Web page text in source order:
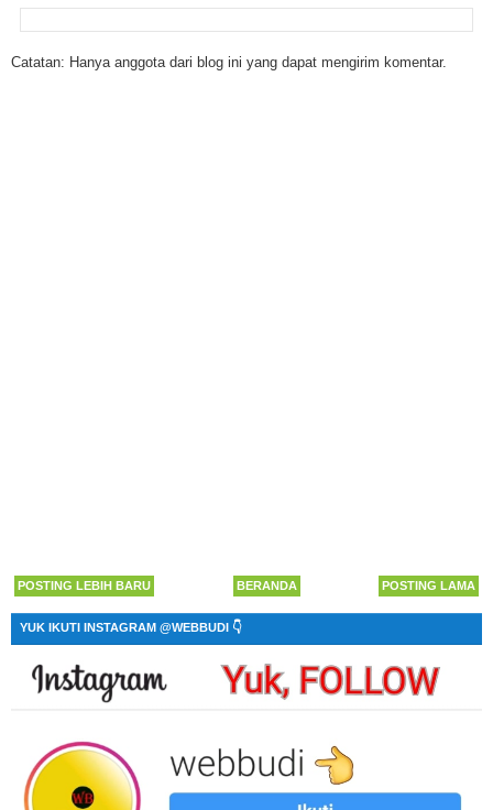
Catatan: Hanya anggota dari blog ini yang dapat mengirim komentar.
POSTING LEBIH BARU POSTING LAMA
BERANDA
YUK IKUTI INSTAGRAM @WEBBUDI 👇